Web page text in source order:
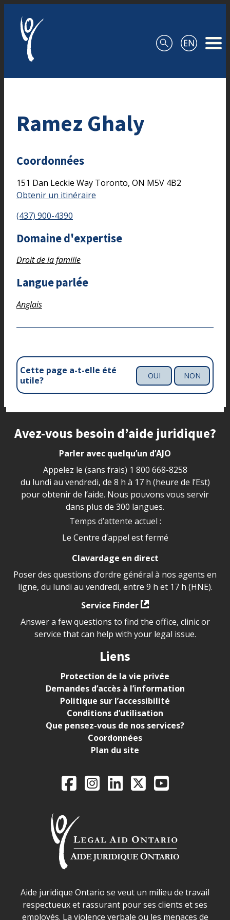
Ramez Ghaly
Coordonnées
151 Dan Leckie Way Toronto, ON M5V 4B2
Obtenir un itinéraire
(437) 900-4390
Domaine d'expertise
Droit de la famille
Langue parlée
Anglais
Cette page a-t-elle été
utile?
OUI NON
Site footer
Avez-vous besoin d’aide juridique?
Parler avec quelqu’un d’AJO
Appelez le (sans frais) 1 800 668-8258
du lundi au vendredi, de 8 h à 17 h (heure de l’Est)
pour obtenir de l’aide. Nous pouvons vous servir
dans plus de 300 langues.
Temps d’attente actuel :
Le Centre d’appel est fermé
Clavardage en direct
Poser des questions d’ordre général à nos agents en
ligne, du lundi au vendredi, entre 9 h et 17 h (HNE).
Service Finder
Answer a few questions to find the office, clinic or
service that can help with your legal issue.
Liens
Protection de la vie privée
Demandes d’accès à l’information
Politique sur l’accessibilité
Conditions d’utilisation
Que pensez-vous de nos services?
Coordonnées
Plan du site
Legal Aid Ontario
FacebookInstagram
LinkedIn
X YouTube
Déclaration sur la sécurité dans les locaux d'AJO.
Aide juridique Ontario se veut un milieu de travail
respectueux et rassurant pour ses clients et ses
employés. La violence verbale ou les menaces de